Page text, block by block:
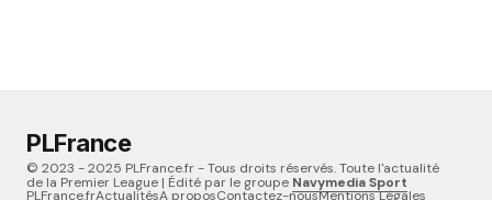
PLFrance
© 2023 - 2025 PLFrance.fr - Tous droits réservés. Toute l'actualité
de la Premier League | Édité par le groupe Navymedia Sport
PLFrance.frActualitésA proposContactez-nousMentions Légales